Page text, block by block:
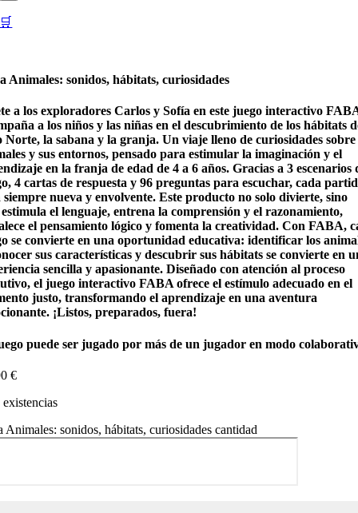
🛒
Animales: sonidos, hábitats, curiosidades
a los exploradores Carlos y Sofía en este juego interactivo
a los niños y las niñas en el descubrimiento de los hábitats
Norte, la sabana y la granja. Un viaje lleno de curiosidades sobre
y sus entornos, pensado para estimular la imaginación y el
en la franja de edad de 4 a 6 años. Gracias a 3 escenarios
4 cartas de respuesta y 96 preguntas para escuchar, cada
siempre nueva y envolvente. Este producto no solo divierte, sino
estimula el lenguaje, entrena la comprensión y el razonamiento,
el pensamiento lógico y fomenta la creatividad. Con FABA,
se convierte en una oportunidad educativa: identificar los
sus características y descubrir sus hábitats se convierte en
sencilla y apasionante. Diseñado con atención al proceso
el juego interactivo FABA ofrece el estímulo adecuado en el
justo, transformando el aprendizaje en una aventura
¡Listos, preparados, fuera!
puede ser jugado por más de un jugador en modo
€
Animales: sonidos, hábitats, curiosidades cantidad